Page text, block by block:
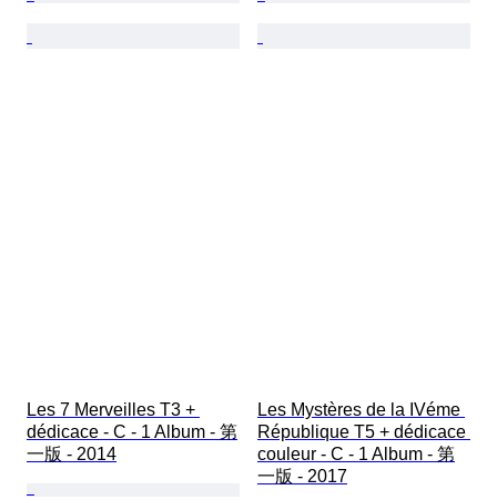
Les 7 Merveilles T3 +
dédicace - C - 1 Album - 第
一版 - 2014
Les Mystères de la IVéme
République T5 + dédicace
couleur - C - 1 Album - 第
一版 - 2017